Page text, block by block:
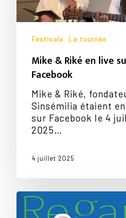
sur
Facebook
Festivals La tournée
Mike & Riké en live
Facebook
Mike & Riké,
Sinsémilia étaient
sur Facebook le 4
2025…
4 juillet 2025
Mike